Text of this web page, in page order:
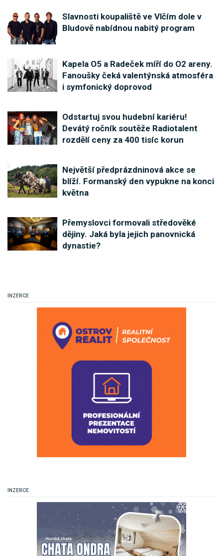
Slavnosti koupaliště ve Vlčím dole v
Bludově nabídnou nabitý program
Kapela O5 a Radeček míří do O2 areny.
Fanoušky čeká valentýnská atmosféra
i symfonický doprovod
Odstartuj svou hudební kariéru!
Devátý ročník soutěže Radiotalent
rozdělí ceny za 400 tisíc korun
Největší předprázdninová akce se
blíží. Formanský den vypukne na konci
května
Přemyslovci formovali středověké
dějiny. Jaká byla jejich panovnická
dynastie?
INZERCE
INZERCE